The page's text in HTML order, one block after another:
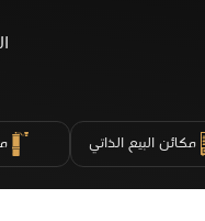
مكائن البيع الذاتي